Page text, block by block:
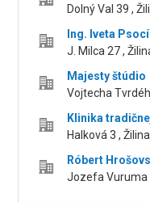
Dolný Val 39 ,
Ing. Iveta
J. Milca 27 ,
Majesty štúdio
Vojtecha
Klinika
Halková 3 , Žilina
Róbert
Jozefa Vuruma